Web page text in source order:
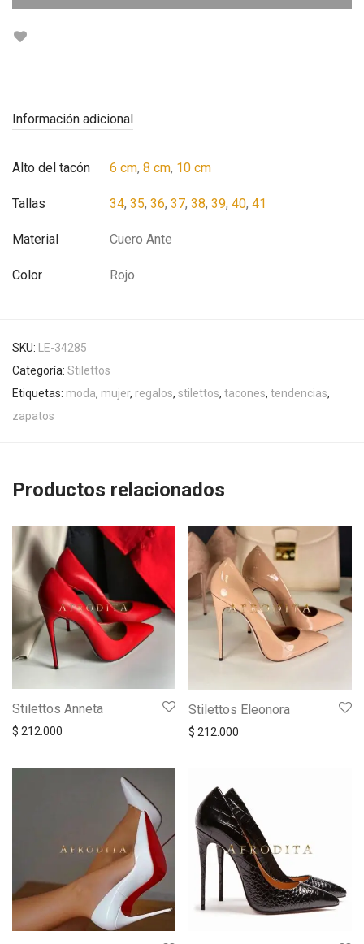
Información adicional
Alto del tacón 6 cm, 8 cm, 10 cm
Tallas 34, 35, 36, 37, 38, 39, 40, 41
Material Cuero Ante
Color Rojo
SKU:
LE-34285
Categoría: Stilettos
Etiquetas: moda, mujer, regalos, stilettos, tacones, tendencias,
zapatos
Productos relacionados
Stilettos Anneta
$ 212.000
Stilettos Eleonora
$ 212.000